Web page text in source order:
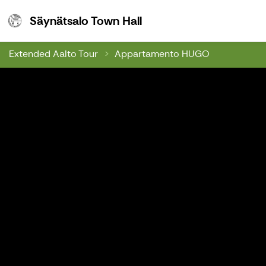
Säynätsalo Town HallSäynätsalo Town Hall
Extended Aalto Tour Appartamento HUGO